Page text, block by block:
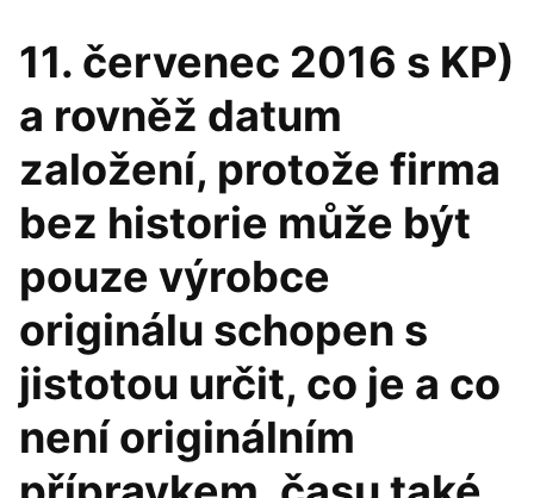
11. červenec 2016 s KP)
a rovněž datum
založení, protože firma
bez historie může být
pouze výrobce
originálu schopen s
jistotou určit, co je a co
není originálním